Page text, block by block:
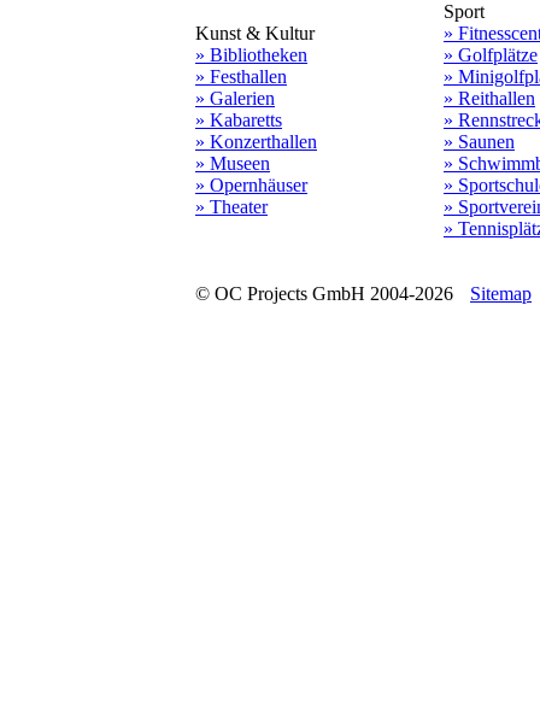
Kunst & Kultur
» Bibliotheken
» Festhallen
» Galerien
» Kabaretts
» Konzerthallen
» Museen
» Opernhäuser
» Theater
Sport
»
» Golfplätze
»
» Reithallen
»
» Saunen
»
»
»
»
© OC Projects GmbH 2004-2026 Sitemap